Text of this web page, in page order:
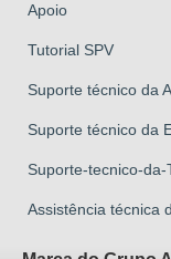
Apoio
Tutorial SPV
Suporte técnico da
Suporte técnico da
Suporte-tecnico-da-
Assistência técnica